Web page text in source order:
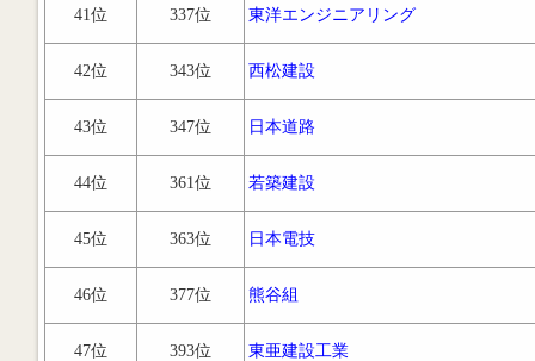
41位 337位 東洋エンジニアリング
42位 343位 西松建設
43位 347位 日本道路
44位 361位 若築建設
45位 363位 日本電技
46位 377位 熊谷組
47位 393位 東亜建設工業